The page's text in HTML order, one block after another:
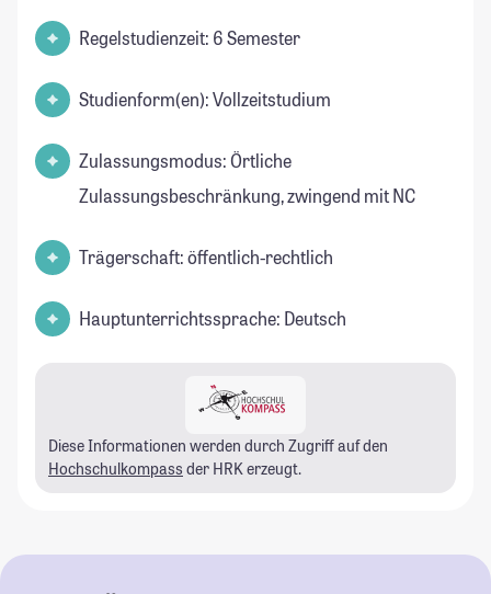
Regelstudienzeit: 6 Semester
Studienform(en): Vollzeitstudium
Zulassungsmodus: Örtliche
Zulassungsbeschränkung, zwingend mit NC
Trägerschaft: öffentlich-rechtlich
Hauptunterrichtssprache: Deutsch
Diese Informationen werden durch Zugriff auf den
Hochschulkompass der HRK erzeugt.